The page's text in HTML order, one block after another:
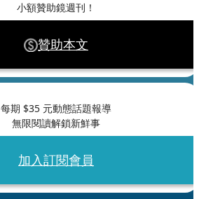
小額贊助鏡週刊！
贊助本文
每期 $35 元動態話題報導
無限閱讀解鎖新鮮事
加入訂閱會員